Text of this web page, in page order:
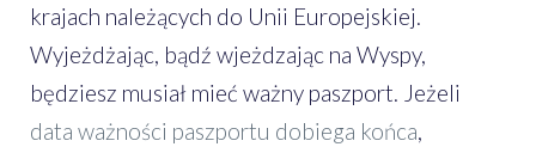
krajach należących do Unii Europejskiej.
Wyjeżdżając, bądź wjeżdzając na Wyspy,
będziesz musiał mieć ważny paszport. Jeżeli
data ważności paszportu dobiega końca